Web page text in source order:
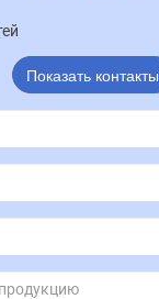
Показать контакты